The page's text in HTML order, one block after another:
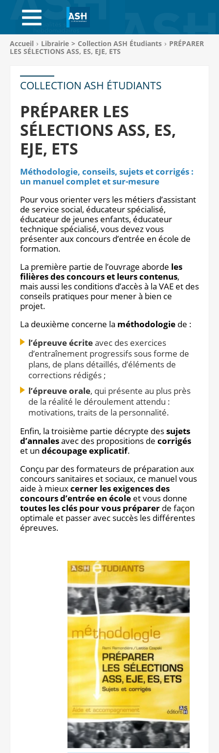
ACCUEIL
ABONNEMENTS
ACHAT AU NUMÉRO
LIBRAIRIE
PAGE ENTREPRISE
ANNONCES
CV-THÈQUE
CONNEXION
PANIER
Notre site éditorial
JOB ASH
Notre boutique
Vous
êtes
Accueil Librairie > Collection ASH Étudiants
PRÉPARER
LES SÉLECTIONS ASS, ES, EJE, ETS
COLLECTION ASH ÉTUDIANTS
PRÉPARER LES
SÉLECTIONS ASS, ES,
EJE, ETS
Méthodologie, conseils, sujets et corrigés :
un manuel complet et sur-mesure
Pour vous orienter vers les métiers d’assistant
de service social, éducateur spécialisé,
éducateur de jeunes enfants, éducateur
technique spécialisé, vous devez vous
présenter aux concours d’entrée en école de
formation.
La première partie de l’ouvrage aborde les
filières des concours et leurs contenus,
mais aussi les conditions d’accès à la VAE et des
conseils pratiques pour mener à bien ce
projet.
La deuxième concerne la méthodologie de :
l’épreuve écriteavec des exercices
d’entraînement progressifs sous forme de
plans, de plans détaillés, d’éléments de
corrections rédigés ;
l’épreuve orale, qui présente au plus près
de la réalité le déroulement attendu :
motivations, traits de la personnalité.
Enfin, la troisième partie décrypte dessujets
d’annalesavec des propositions de corrigés
et un découpage explicatif.
Conçu par des formateurs de préparation aux
concours sanitaires et sociaux, ce manuel vous
aide à mieuxcerner les exigences des
concours d’entrée en école et vous donne
toutes les clés pour vous préparer de façon
optimale et passer avec succès les différentes
épreuves.